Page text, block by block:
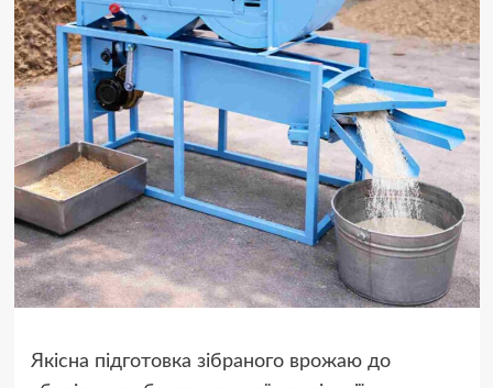
Якісна підготовка зібраного врожаю до